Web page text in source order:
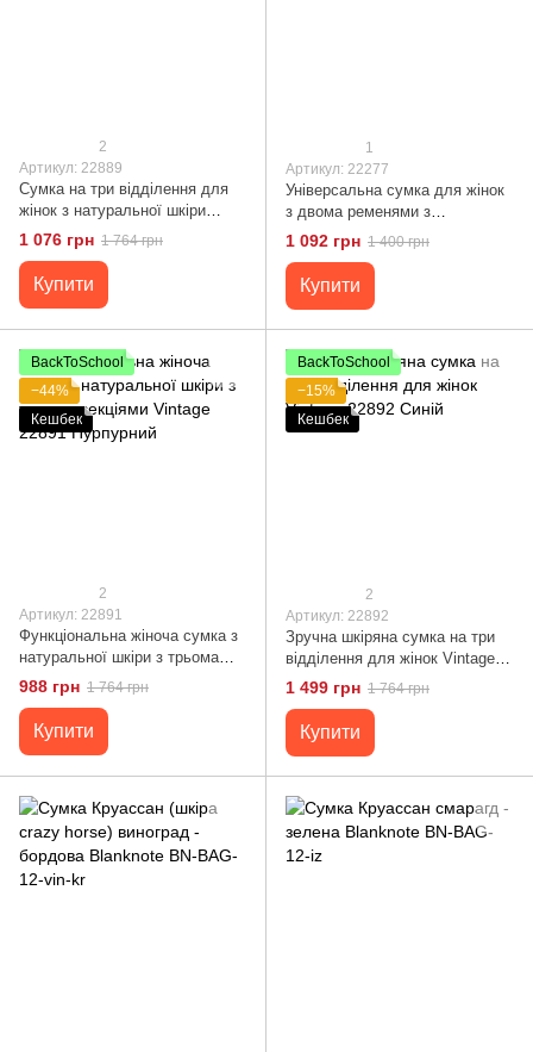
2
Артикул: 22889
Сумка на три відділення для
жінок з натуральної шкіри
Vintage 22889
1 076 грн 1 764 грн
Купити
1
Артикул: 22277
Універсальна сумка для жінок
з двома ременями з
натуральної шкіри Vintage
22277 Зелений
1 092 грн 1 400 грн
Купити
BackToSchool
−44%
Кешбек
2
Артикул: 22891
Функціональна жіноча сумка з
натуральної шкіри з трьома
секціями Vintage 22891
Пурпурний
988 грн 1 764 грн
Купити
BackToSchool
−15%
Кешбек
2
Артикул: 22892
Зручна шкіряна сумка на три
відділення для жінок Vintage
22892 Синій
1 499 грн 1 764 грн
Купити